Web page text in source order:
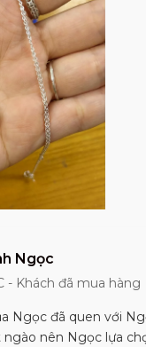
Ngọc
- Khách đã mua hàng
Ngọc đã quen với
nên Ngọc lựa